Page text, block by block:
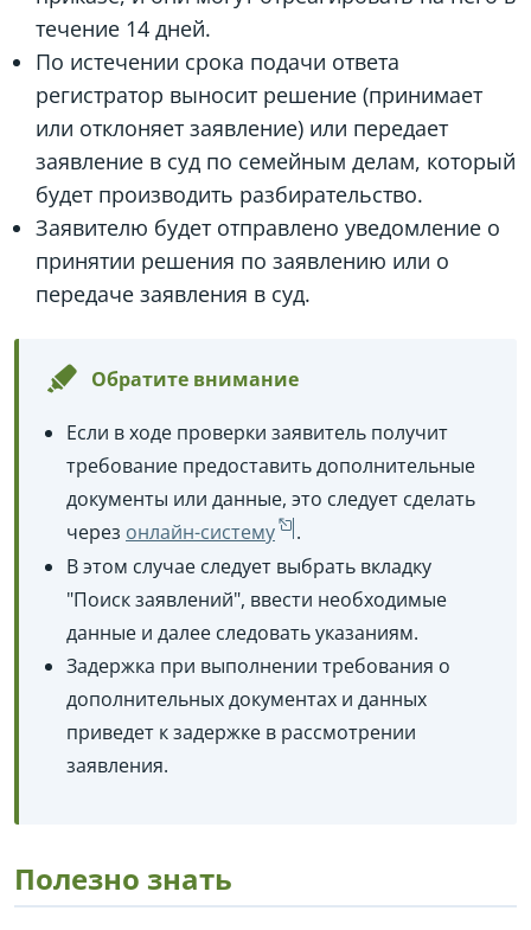
течение 14 дней.
По истечении срока подачи ответа
регистратор выносит решение (принимает
или отклоняет заявление) или передает
заявление в суд по семейным делам, который
будет производить разбирательство.
Заявителю будет отправлено уведомление о
принятии решения по заявлению или о
передаче заявления в суд.
Обратите внимание
Если в ходе проверки заявитель получит
требование предоставить дополнительные
документы или данные, это следует сделать
через онлайн-систему
.
В этом случае следует выбрать вкладку
"Поиск заявлений", ввести необходимые
данные и далее следовать указаниям.
Задержка при выполнении требования о
дополнительных документах и данных
приведет к задержке в рассмотрении
заявления.
Полезно знать